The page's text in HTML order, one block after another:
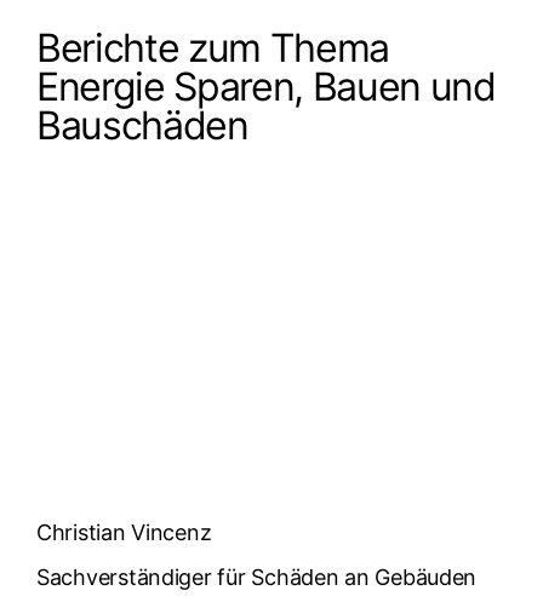
Berichte zum Thema
Energie Sparen, Bauen und
Bauschäden
Christian Vincenz
Sachverständiger für Schäden an Gebäuden